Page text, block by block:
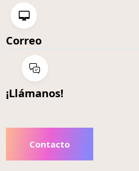
Correo
¡Llámanos!
Contacto